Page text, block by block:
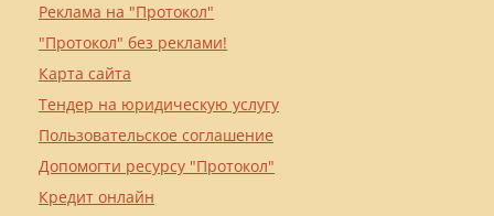
Реклама на "Протокол"
"Протокол" без реклами!
Карта сайта
Тендер на юридическую услугу
Пользовательское соглашение
Допомогти ресурсу "Протокол"
Кредит онлайн